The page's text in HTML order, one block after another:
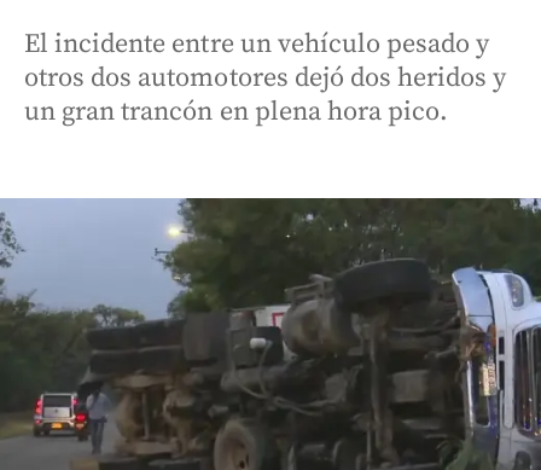
El incidente entre un vehículo pesado y
otros dos automotores dejó dos heridos y
un gran trancón en plena hora pico.